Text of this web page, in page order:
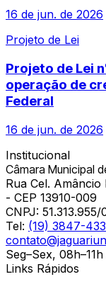
16 de jun. de 2026
Projeto de Lei
Projeto de Lei
operação de
Federal
16 de jun. de 2026
Institucional
Câmara Municipal
Rua Cel.
- CEP 13910-009
CNPJ:
Tel: (19) 3847-
Seg–Sex,
Links Rápidos